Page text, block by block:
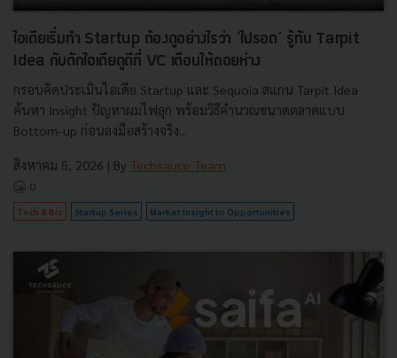
ไอเดียเริ่มทำ Startup ต้องดูอย่างไรว่า ‘ไปรอด’ รู้ทัน Tarpit
Idea กับดักไอเดียดูดีที่ VC เตือนให้ถอยห่าง
กรอบคิดประเมินไอเดีย Startup และ Sequoia สแกน Tarpit Idea
ค้นหา Insight ปัญหาผมไฟลุก พร้อมวิธีคำนวณขนาดตลาดแบบ
Bottom-up ก่อนลงมือสร้างจริง...
สิงหาคม 5, 2026 | By Techsauce Team
0
Tech & Biz Startup Series Market Insight to Opportunities